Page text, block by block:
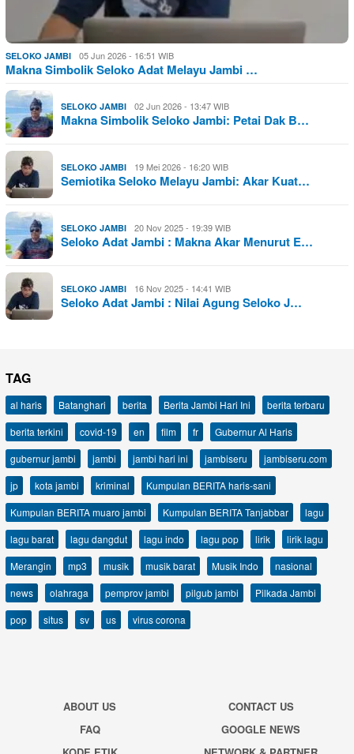
SELOKO JAMBI 05 Jun 2026 - 16:51 WIB
Makna Simbolik Seloko Adat Melayu Jambi …
SELOKO JAMBI 02 Jun 2026 - 13:47 WIB
Makna Simbolik Seloko Jambi: Petai Dak B…
SELOKO JAMBI 19 Mei 2026 - 16:20 WIB
Semiotika Seloko Melayu Jambi: Akar Kuat…
SELOKO JAMBI 20 Nov 2025 - 19:39 WIB
Seloko Adat Jambi : Makna Akar Menurut E…
SELOKO JAMBI 16 Nov 2025 - 14:41 WIB
Seloko Adat Jambi : Nilai Agung Seloko J…
TAG
al haris Batanghari berita Berita Jambi Hari Ini
berita terbaru
berita terkini
covid-19 en film fr
Gubernur Al Haris
gubernur jambi
jambi jambi hari ini jambiseru
jambiseru.com
jp
kota jambi kriminal
Kumpulan BERITA haris-sani
Kumpulan BERITA muaro jambi
Kumpulan BERITA Tanjabbar
lagu
lagu barat
lagu dangdut lagu indo lagu pop lirik
lirik lagu
Merangin
mp3 musik musik barat Musik Indo
nasional
news
olahraga pemprov jambi pilgub jambi
Pilkada Jambi
pop
situs sv us virus corona
ABOUT US
CONTACT US
FAQ
GOOGLE NEWS